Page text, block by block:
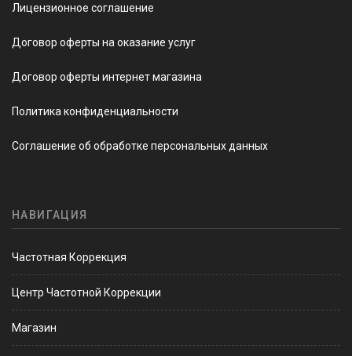
Лицензионное соглашение
Договор оферты на оказание услуг
Договор оферты интернет магазина
Политика конфиденциальности
Соглашение об обработке персональных данных
НАВИГАЦИЯ
Частотная Коррекция
Центр Частотной Коррекции
Магазин